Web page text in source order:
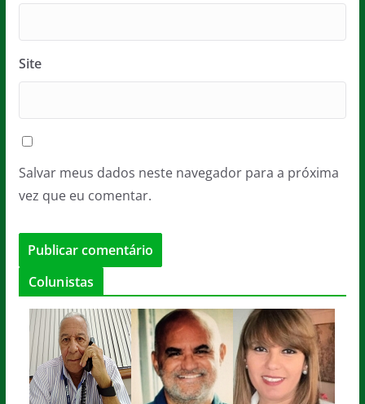
Site
Salvar meus dados neste navegador para a próxima
vez que eu comentar.
Colunistas